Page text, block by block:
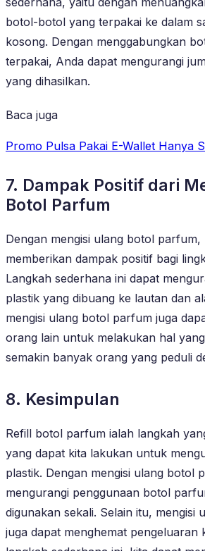
botol-botol yang terpakai ke dalam
kosong. Dengan menggabungkan
terpakai, Anda dapat mengurangi
yang dihasilkan.
Baca juga
Promo Pulsa Pakai E-Wallet Hanya
7. Dampak Positif dari
Botol Parfum
Dengan mengisi ulang botol parfum,
memberikan dampak positif bagi
Langkah sederhana ini dapat
plastik yang dibuang ke lautan dan
mengisi ulang botol parfum juga
orang lain untuk melakukan hal
semakin banyak orang yang peduli
8. Kesimpulan
Refill botol parfum ialah langkah
yang dapat kita lakukan untuk
plastik. Dengan mengisi ulang botol
mengurangi penggunaan botol
digunakan sekali. Selain itu, mengisi
juga dapat menghemat pengeluaran